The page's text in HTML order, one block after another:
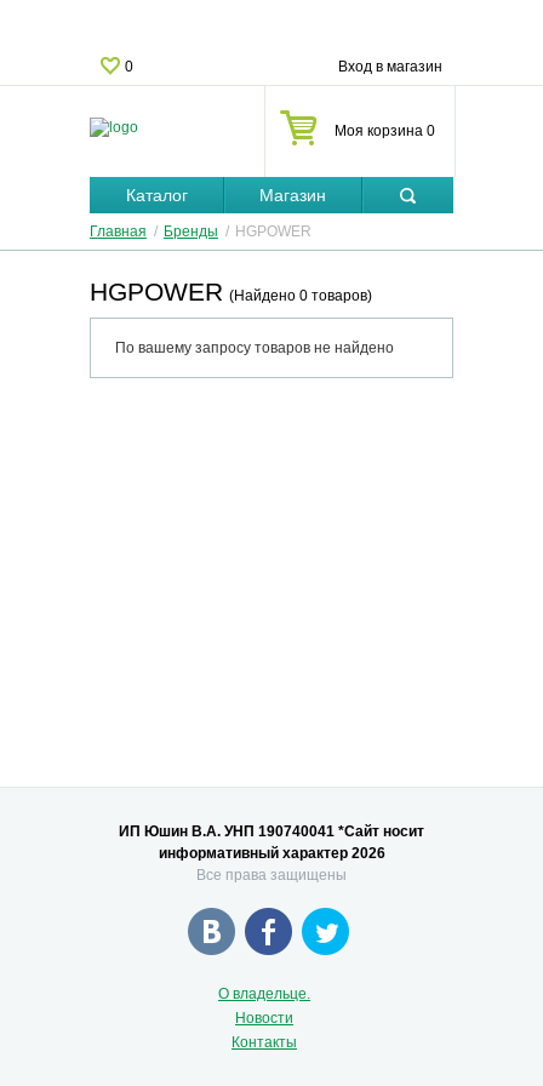
0 Вход в магазин
Моя корзина 0
Каталог Магазин
Главная / Бренды / HGPOWER
HGPOWER (Найдено 0 товаров)
По вашему запросу товаров не найдено
ИП Юшин В.А. УНП 190740041 *Сайт носит
информативный характер 2026
Все права защищены
О владельце.
Новости
Контакты